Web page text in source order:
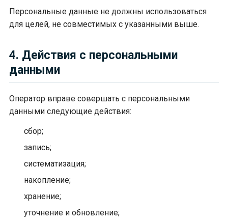
Персональные данные не должны использоваться
для целей, не совместимых с указанными выше.
4. Действия с персональными
данными
Оператор вправе совершать с персональными
данными следующие действия:
сбор;
запись;
систематизация;
накопление;
хранение;
уточнение и обновление;